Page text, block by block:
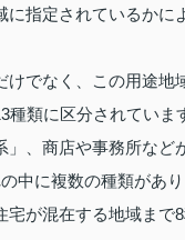
指定されているか
でなく、この用途地
類に区分されていま
、商店や事務所な
中に複数の種類があり
が混在する地域ま